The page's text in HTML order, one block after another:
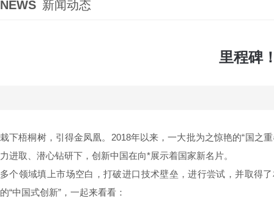
NEWS 新闻动态
里程碑
栽下梧桐树，引得金凤凰。2018年以来，一大批为之惊艳的“国之
力进取、潜心钻研下，创新中国在向*展示着国家新名片。
多个领域填上市场空白，打破进口技术壁垒，进行尝试，并取得
的“中国式创新”，一起来看看：